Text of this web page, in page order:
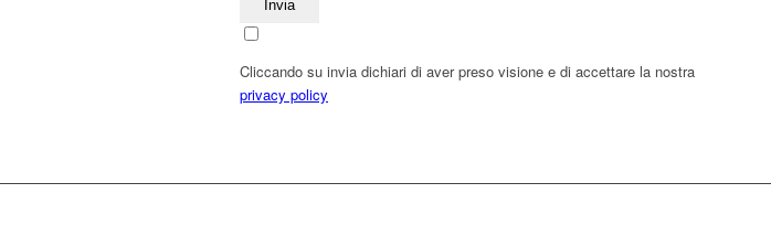
Cliccando su invia dichiari di aver preso visione e di accettare la nostra
privacy policy